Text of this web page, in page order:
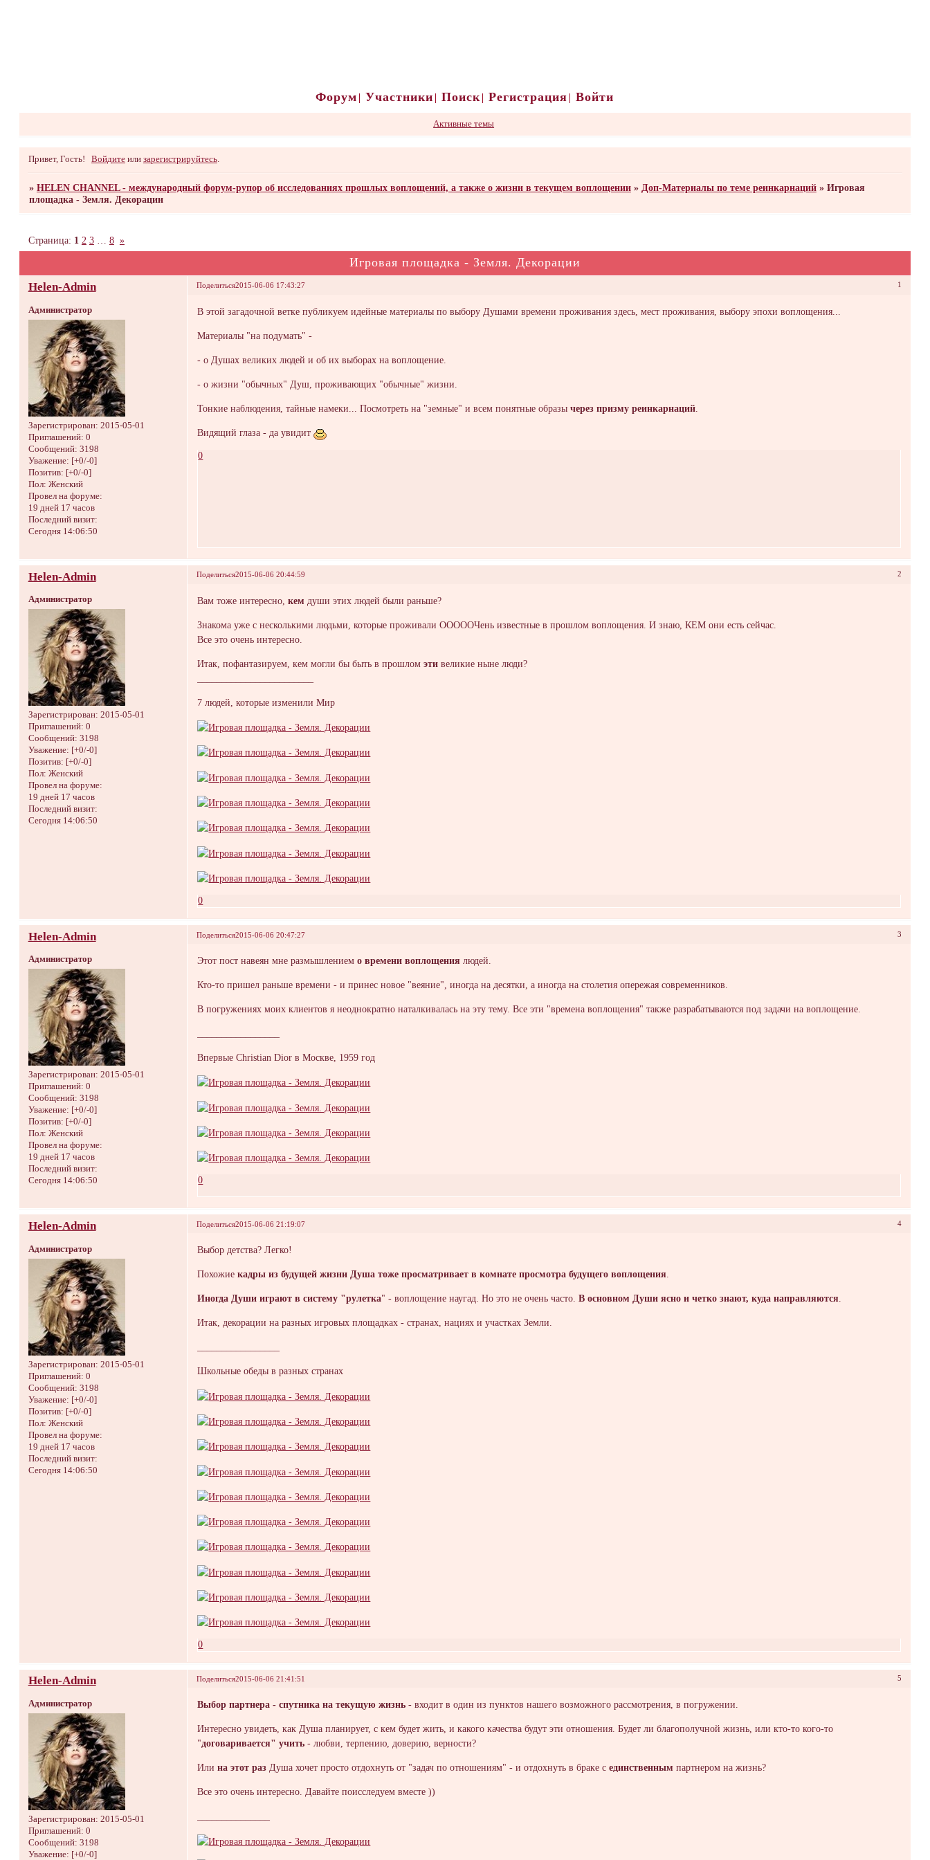
Форум Участники Поиск Регистрация Войти
Активные темы
Привет, Гость! Войдите или зарегистрируйтесь
» HELEN CHANNEL - международный форум-рупор об исследованиях прошлых воплощений, а также о жизни в текущем воплощении » Доп-Материалы по теме реинкарнаций » Игровая
площадка - Земля. Декорации
Игровая площадка - Земля. Декорации
Страница: 1 2 3 8 »
Поделиться 1
2015-06-06 17:43:27
Helen-Admin
Администратор
Зарегистрирован: 2015-05-01
Приглашений: 0
Сообщений: 3198
Уважение: [+0/-0]
Позитив: [+0/-0]
Пол: Женский
Провел на форуме:
19 дней 17 часов
Последний визит:
Сегодня 14:06:50
В этой загадочной ветке публикуем идейные материалы по выбору Душами времени проживания здесь, мест проживания, выбору эпохи воплощения...
Материалы "на подумать" -
- о Душах великих людей и об их выборах на воплощение.
- о жизни "обычных" Душ, проживающих "обычные" жизни.
Тонкие наблюдения, тайные намеки... Посмотреть на "земные" и всем понятные образычерез призму реинкарнаций
Видящий глаза - да увидит
0
Поделиться 2
2015-06-06 20:44:59
Helen-Admin
Администратор
Зарегистрирован: 2015-05-01
Приглашений: 0
Сообщений: 3198
Уважение: [+0/-0]
Позитив: [+0/-0]
Пол: Женский
Провел на форуме:
19 дней 17 часов
Последний визит:
Сегодня 14:06:50
Вам тоже интересно,кем души этих людей были раньше?
Знакома уже с несколькими людьми, которые проживали ОООООЧень известные в прошлом воплощения. И знаю, КЕМ они есть сейчас.
Все это очень интересно.
Итак, пофантазируем, кем могли бы быть в прошломэтивеликие ныне люди?
7 людей, которые изменили Мир
0
Поделиться 3
2015-06-06 20:47:27
Helen-Admin
Администратор
Зарегистрирован: 2015-05-01
Приглашений: 0
Сообщений: 3198
Уважение: [+0/-0]
Позитив: [+0/-0]
Пол: Женский
Провел на форуме:
19 дней 17 часов
Последний визит:
Сегодня 14:06:50
Этот пост навеян мне размышлениемо времени воплощениялюдей.
Кто-то пришел раньше времени - и принес новое "веяние", иногда на десятки, а иногда на столетия опережая современников.
В погружениях моих клиентов я неоднократно наталкивалась на эту тему. Все эти "времена воплощения" также разрабатываются под задачи на воплощение.
Впервые Christian Dior в Москве, 1959 год
0
Поделиться 4
2015-06-06 21:19:07
Helen-Admin
Администратор
Зарегистрирован: 2015-05-01
Приглашений: 0
Сообщений: 3198
Уважение: [+0/-0]
Позитив: [+0/-0]
Пол: Женский
Провел на форуме:
19 дней 17 часов
Последний визит:
Сегодня 14:06:50
Выбор детства? Легко!
Похожиекадры из будущей жизни Душа тоже просматривает в комнате просмотра будущего воплощения
Иногда Души играют в систему "рулетка" - воплощение наугад. Но это не очень часто.В основном Души ясно и четко знают, куда направляются.
Итак, декорации на разных игровых площадках - странах, нациях и участках Земли.
Школьные обеды в разных странах
0
Поделиться 5
2015-06-06 21:41:51
Helen-Admin
Администратор
Зарегистрирован: 2015-05-01
Приглашений: 0
Сообщений: 3198
Уважение: [+0/-0]
Выбор партнера - спутника на текущую жизнь- входит в один из пунктов нашего возможного рассмотрения, в погружении.
Интересно увидеть, как Душа планирует, с кем будет жить, и какого качества будут эти отношения. Будет ли благополучной жизнь, или кто-то кого-то
"договаривается" учить- любви, терпению, доверию, верности?
Илина этот разДуша хочет просто отдохнуть от "задач по отношениям" - и отдохнуть в браке сединственнымпартнером на жизнь?
Все это очень интересно. Давайте поисследуем вместе ))